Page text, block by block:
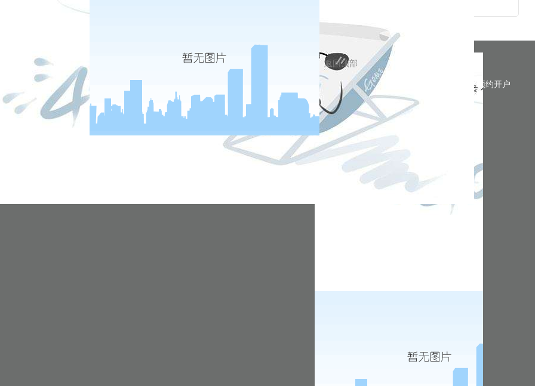
期货从业人员资格管理规则（修订）
|
网站所载文章和数据仅供参考，使用前务请核实，风险自负。
75号海西商务大厦31层
预约开户
返回顶部